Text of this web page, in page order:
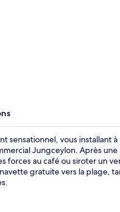
sensationnel, vous installant
Jungceylon. Après
au café ou siroter un
gratuite vers la plage,